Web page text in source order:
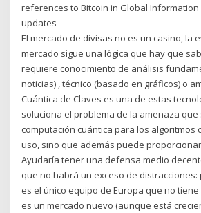
references to Bitcoin in Global
updates
El mercado de divisas no es un casino, la
mercado sigue una lógica que hay que
requiere conocimiento de análisis
noticias) , técnico (basado en gráficos) o
Cuántica de Claves es una de estas
soluciona el problema de la amenaza que
computación cuántica para los algoritmos
uso, sino que además puede
Ayudaría tener una defensa medio
que no habrá un exceso de distracciones:
es el único equipo de Europa que no
es un mercado nuevo (aunque está